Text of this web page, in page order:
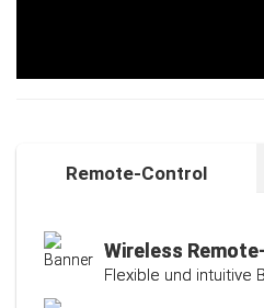
Remote-Control
Wireless
Flexible und intuitive
Kalibrierungsfunktion
Das Steuergerät (ECU)